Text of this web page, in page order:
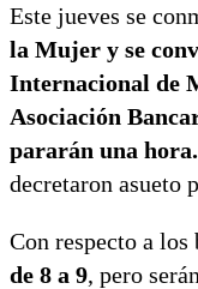
Este jueves se
la Mujer y se
Internacional de
Asociación
pararán una hora.
decretaron asueto
Con respecto a los
de 8 a 9, pero